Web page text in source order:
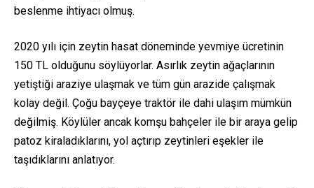
beslenme ihtiyacı olmuş.
2020 yılı için zeytin hasat döneminde yevmiye ücretinin
150 TL olduğunu söylüyorlar. Asırlık zeytin ağaçlarının
yetiştiği araziye ulaşmak ve tüm gün arazide çalışmak
kolay değil. Çoğu bayçeye traktör ile dahi ulaşım mümkün
değilmiş. Köylüler ancak komşu bahçeler ile bir araya gelip
patoz kiraladıklarını, yol açtırıp zeytinleri eşekler ile
taşıdıklarını anlatıyor.